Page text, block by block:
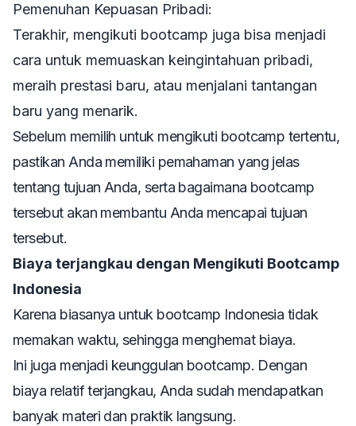
Pemenuhan Kepuasan Pribadi:
Terakhir, mengikuti bootcamp juga bisa menjadi
cara untuk memuaskan keingintahuan pribadi,
meraih prestasi baru, atau menjalani tantangan
baru yang menarik.
Sebelum memilih untuk mengikuti bootcamp tertentu,
pastikan Anda memiliki pemahaman yang jelas
tentang tujuan Anda, serta bagaimana bootcamp
tersebut akan membantu Anda mencapai tujuan
tersebut.
Biaya terjangkau dengan Mengikuti Bootcamp
Indonesia
Karena biasanya untuk bootcamp Indonesia tidak
memakan waktu, sehingga menghemat biaya.
Ini juga menjadi keunggulan bootcamp. Dengan
biaya relatif terjangkau, Anda sudah mendapatkan
banyak materi dan praktik langsung.